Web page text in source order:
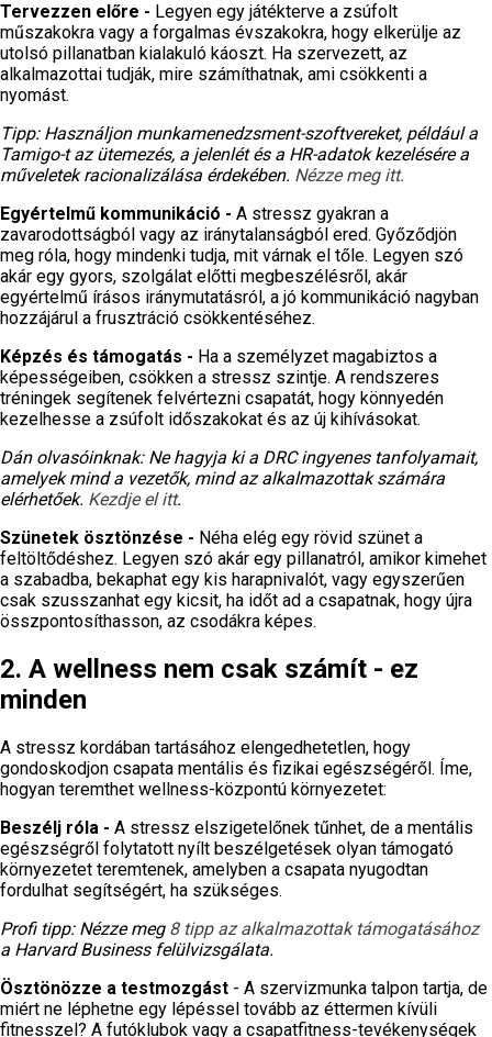
Tervezzen előre - Legyen egy játékterve a zsúfolt
műszakokra vagy a forgalmas évszakokra, hogy elkerülje az
utolsó pillanatban kialakuló káoszt. Ha szervezett, az
alkalmazottai tudják, mire számíthatnak, ami csökkenti a
nyomást.
Tipp: Használjon munkamenedzsment-szoftvereket, például a
Tamigo-t az ütemezés, a jelenlét és a HR-adatok kezelésére a
műveletek racionalizálása érdekében. Nézze meg itt.
Egyértelmű kommunikáció - A stressz gyakran a
zavarodottságból vagy az iránytalanságból ered. Győződjön
meg róla, hogy mindenki tudja, mit várnak el tőle. Legyen szó
akár egy gyors, szolgálat előtti megbeszélésről, akár
egyértelmű írásos iránymutatásról, a jó kommunikáció nagyban
hozzájárul a frusztráció csökkentéséhez.
Képzés és támogatás - Ha a személyzet magabiztos a
képességeiben, csökken a stressz szintje. A rendszeres
tréningek segítenek felvértezni csapatát, hogy könnyedén
kezelhesse a zsúfolt időszakokat és az új kihívásokat.
Dán olvasóinknak: Ne hagyja ki a DRC ingyenes tanfolyamait,
amelyek mind a vezetők, mind az alkalmazottak számára
elérhetőek. Kezdje el itt.
Szünetek ösztönzése - Néha elég egy rövid szünet a
feltöltődéshez. Legyen szó akár egy pillanatról, amikor kimehet
a szabadba, bekaphat egy kis harapnivalót, vagy egyszerűen
csak szusszanhat egy kicsit, ha időt ad a csapatnak, hogy újra
összpontosíthasson, az csodákra képes.
2. A wellness nem csak számít - ez
minden
A stressz kordában tartásához elengedhetetlen, hogy
gondoskodjon csapata mentális és fizikai egészségéről. Íme,
hogyan teremthet wellness-központú környezetet:
Beszélj róla - A stressz elszigetelőnek tűnhet, de a mentális
egészségről folytatott nyílt beszélgetések olyan támogató
környezetet teremtenek, amelyben a csapata nyugodtan
fordulhat segítségért, ha szükséges.
Profi tipp: Nézze meg 8 tipp az alkalmazottak támogatásához
a Harvard Business felülvizsgálata.
Ösztönözze a testmozgást - A szervizmunka talpon tartja, de
miért ne léphetne egy lépéssel tovább az éttermen kívüli
fitnesszel? A futóklubok vagy a csapatfitness-tevékenységek